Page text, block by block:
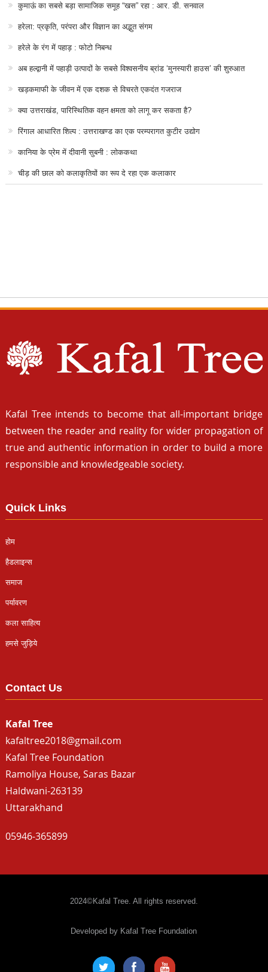
कुमाऊं का सबसे बड़ा सामाजिक समूह “खस” रहा : आर. डी. सनवाल
हरेला: प्रकृति, परंपरा और विज्ञान का अद्भुत संगम
हरेले के रंग में पहाड़ : फोटो निबन्ध
अब हल्द्वानी में पहाड़ी उत्पादों के सबसे विश्वसनीय ब्रांड ‘मुनस्यारी हाउस’ की शुरुआत
खड़कमाफी के जीवन में एक दशक से विचरते एकदंत गजराज
क्या उत्तराखंड, पारिस्थितिक वहन क्षमता को लागू कर सकता है?
रिंगाल आधारित शिल्प : उत्तराखण्ड का एक परम्परागत कुटीर उद्योग
कानिया के प्रेम में दीवानी सुबनी : लोककथा
चीड़ की छाल को कलाकृतियों का रूप दे रहा एक कलाकार
Kafal Tree intends to become that all-important bridge
between the reader and reality for wider propagation of
true and authentic information in order to build a more
responsible and knowledgeable society.
Quick Links
होम
हैडलाइन्स
समाज
पर्यावरण
कला साहित्य
हमसे जुड़िये
Contact Us
Kafal Tree
kafaltree2018@gmail.com
Kafal Tree Foundation
Ramoliya House, Saras Bazar
Haldwani-263139
Uttarakhand
05946-365899
2024©Kafal Tree. All rights reserved.
Developed by Kafal Tree Foundation